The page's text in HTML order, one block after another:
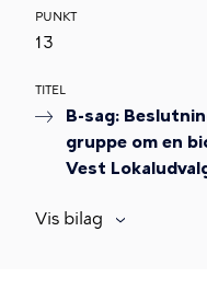
PUNKT
13
TITEL
B-sag:
gruppe om en
Vest
Vis bilag